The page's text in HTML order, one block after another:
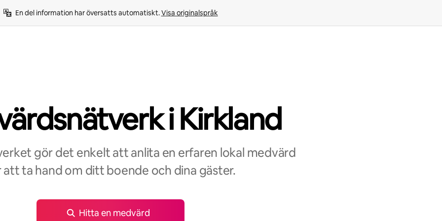
En del information har översatts automatiskt. Visa originalspråk
i Kirkland
gör det enkelt att anlita en erfaren lokal medvärd
ta hand om ditt boende och dina gäster.
Hitta en medvärd